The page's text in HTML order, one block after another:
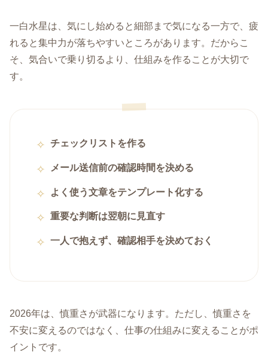
一白水星は、気にし始めると細部まで気になる一方で、疲
れると集中力が落ちやすいところがあります。だからこ
そ、気合いで乗り切るより、仕組みを作ることが大切で
す。
チェックリストを作る
メール送信前の確認時間を決める
よく使う文章をテンプレート化する
重要な判断は翌朝に見直す
一人で抱えず、確認相手を決めておく
2026年は、慎重さが武器になります。ただし、慎重さを
不安に変えるのではなく、仕事の仕組みに変えることがポ
イントです。